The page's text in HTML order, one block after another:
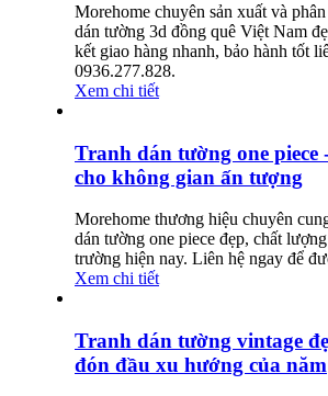
Morehome chuyên sản xuất và
dán tường 3d đồng quê Việt Nam
kết giao hàng nhanh, bảo hành tốt
0936.277.828.
Xem chi tiết
Tranh dán tường one piece
cho không gian ấn tượng
Morehome thương hiệu chuyên
dán tường one piece đẹp, chất
trường hiện nay. Liên hệ ngay để
Xem chi tiết
Tranh dán tường vintage
đón đầu xu hướng của năm